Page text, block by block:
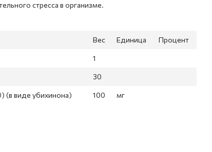
стресса в организме.
Вес Единица Процент
1
30
(в виде убихинона) 100 мг